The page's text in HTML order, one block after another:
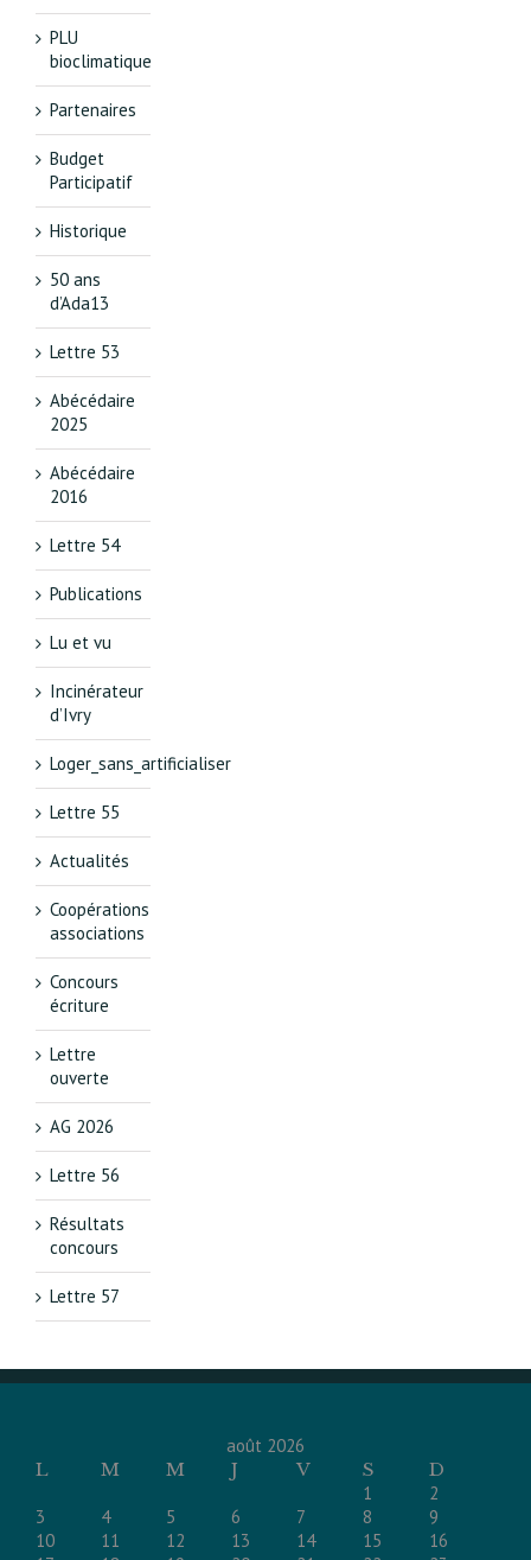
PLU
bioclimatique
Partenaires
Budget
Participatif
Historique
50 ans
d’Ada13
Lettre 53
Abécédaire
2025
Abécédaire
2016
Lettre 54
Publications
Lu et vu
Incinérateur
d’Ivry
Loger_sans_artificialiser
Lettre 55
Actualités
Coopérations
associations
Concours
écriture
Lettre
ouverte
AG 2026
Lettre 56
Résultats
concours
Lettre 57
août 2026
L
M M J V S
D
1
2
3
4 5 6 7 8
9
10
11 12 13 14 15
16